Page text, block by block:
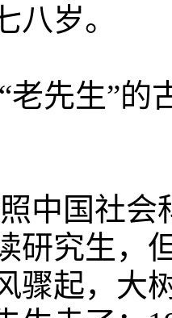
八岁。
老先生”的
中国社
研究生，
骤起，大